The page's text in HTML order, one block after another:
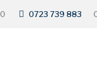
0723 739 883